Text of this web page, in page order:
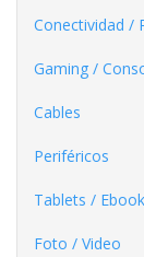
Conectividad /
Gaming /
Cables
Periféricos
Tablets / Ebook
Foto / Video